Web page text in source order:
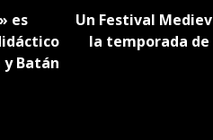
es
y Batán
Un Festival
la temporada